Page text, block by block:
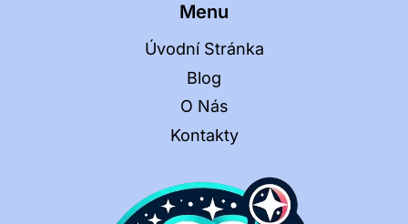
Menu
Úvodní Stránka
Blog
O Nás
Kontakty